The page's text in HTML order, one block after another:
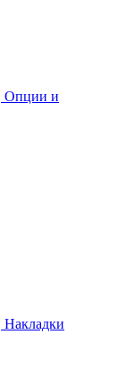
Опции и
Накладки